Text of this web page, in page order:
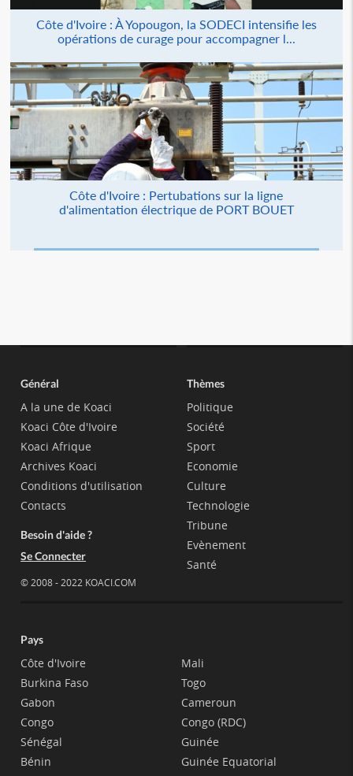
Côte d'Ivoire : À Yopougon, la SODECI intensifie les
opérations de curage pour accompagner l...
Côte d'Ivoire : Pertubations sur la ligne
d'alimentation électrique de PORT BOUET
Général
A la une de Koaci
Koaci Côte d'Ivoire
Koaci Afrique
Archives Koaci
Conditions d'utilisation
Contacts
Besoin d'aide ?
Se Connecter
© 2008 - 2022 KOACI.COM
Thèmes
Politique
Société
Sport
Economie
Culture
Technologie
Tribune
Evènement
Santé
Pays
Côte d'Ivoire
Burkina Faso
Gabon
Congo
Sénégal
Bénin
Mali
Togo
Cameroun
Congo (RDC)
Guinée
Guinée Equatorial